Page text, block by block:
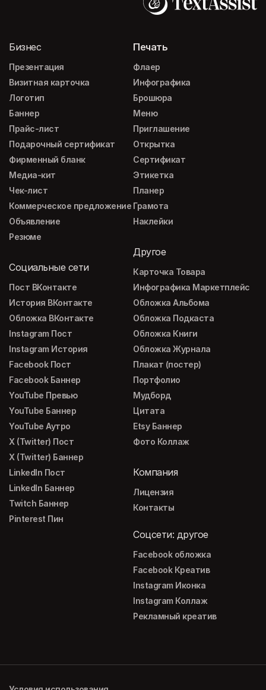
Бизнес
Презентация
Визитная карточка
Логотип
Баннер
Прайс-лист
Подарочный сертификат
Фирменный бланк
Медиа-кит
Чек-лист
Коммерческое предложение
Объявление
Резюме
Социальные сети
Пост ВКонтакте
История ВКонтакте
Обложка ВКонтакте
Instagram Пост
Instagram История
Facebook Пост
Facebook Баннер
YouTube Превью
YouTube Баннер
YouTube Аутро
X (Twitter) Пост
X (Twitter) Баннер
LinkedIn Пост
LinkedIn Баннер
Twitch Баннер
Pinterest Пин
Печать
Флаер
Инфографика
Брошюра
Меню
Приглашение
Открытка
Сертификат
Этикетка
Планер
Грамота
Наклейки
Другое
Карточка Товара
Инфографика Маркетплейс
Обложка Альбома
Обложка Подкаста
Обложка Книги
Обложка Журнала
Плакат (постер)
Портфолио
Мудборд
Цитата
Etsy Баннер
Фото Коллаж
Компания
Лицензия
Контакты
Соцсети: другое
Facebook обложка
Facebook Креатив
Instagram Иконка
Instagram Коллаж
Рекламный креатив